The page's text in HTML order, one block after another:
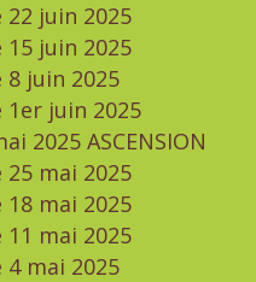
juin 2025
juin 2025
juin 2025
juin 2025
2025 ASCENSION
mai 2025
mai 2025
mai 2025
mai 2025